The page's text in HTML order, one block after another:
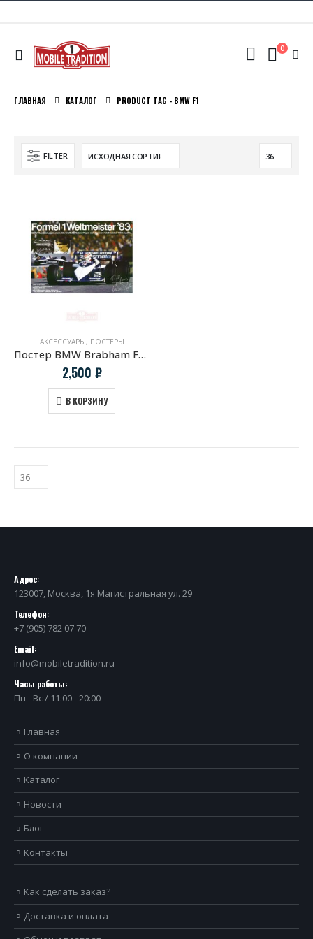
0
ГЛАВНАЯ КАТАЛОГ PRODUCT TAG - BMW F1
FILTER
АКСЕССУАРЫ, ПОСТЕРЫ
Постер BMW Brabham F1 Champion 1983
2,500 ₽
В КОРЗИНУ
Адрес:
123007, Москва, 1я Магистральная ул. 29
Телефон:
+7 (905) 782 07 70
Email:
info@mobiletradition.ru
Часы работы:
Пн - Вс / 11:00 - 20:00
Главная
О компании
Каталог
Новости
Блог
Контакты
Как сделать заказ?
Доставка и оплата